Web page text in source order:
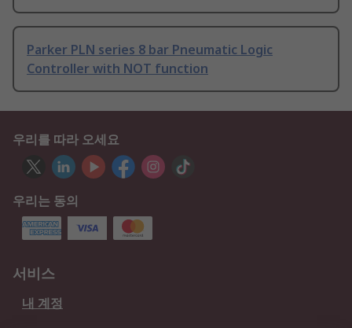
Parker PLN series 8 bar Pneumatic Logic
Controller with NOT function
우리를 따라 오세요
우리는 동의
서비스
내 계정